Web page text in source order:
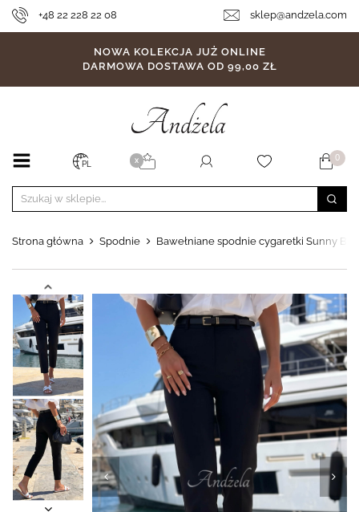
+48 22 228 22 08 sklep@andzela.com
NOWA KOLEKCJA JUŻ ONLINE
DARMOWA DOSTAWA OD 99,00 ZŁ
PL X 0
Strona główna Spodnie Bawełniane spodnie cygaretki Sunny